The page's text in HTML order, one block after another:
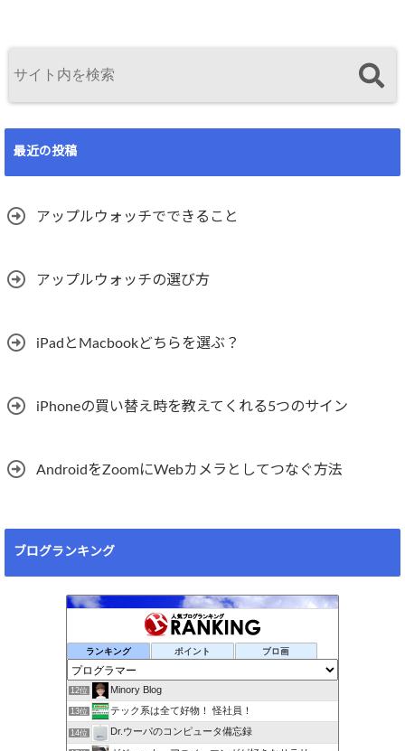
最近の投稿
アップルウォッチでできること
アップルウォッチの選び方
iPadとMacbookどちらを選ぶ？
iPhoneの買い替え時を教えてくれる5つのサイン
AndroidをZoomにWebカメラとしてつなぐ方法
ブログランキング
ランキング ポイント ブロ画
12位 Minory Blog
13位 テック系は全て好物！ 怪社員！
14位 Dr.ウーパのコンピュータ備忘録